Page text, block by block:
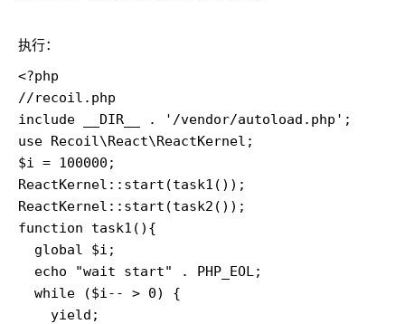
执行：
<?php
//recoil.php
include __DIR__ . '/vendor/autoload.php';
use Recoil\React\ReactKernel;
$i = 100000;
ReactKernel::start(task1());
ReactKernel::start(task2());
function task1(){
  global $i;
  echo "wait start" . PHP_EOL;
  while ($i-- > 0) {
    yield;